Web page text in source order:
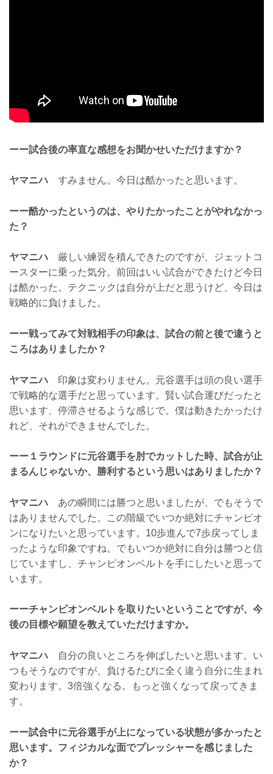
ーー試合後の率直な感想をお聞かせいただけますか？
ヤマニハ すみません。今日は酷かったと思います。
ーー酷かったというのは、やりたかったことがやれなかっ
た？
ヤマニハ 厳しい練習を積んできたのですが、ジェットコ
ースターに乗った気分。前回はいい試合ができたけど今日
は酷かった。テクニックは自分が上だと思うけど、今日は
戦略的に負けました。
ーー戦ってみて対戦相手の印象は、試合の前と後で違うと
ころはありましたか？
ヤマニハ 印象は変わりません。元谷選手は頭の良い選手
で戦略的な選手だと思っています。賢い試合運びだったと
思います、停滞させるような感じで。僕は動きたかったけ
れど、それができませんでした。
ーー１ラウンドに元谷選手を肘でカットした時、試合が止
まるんじゃないか、勝利するという思いはありましたか？
ヤマニハ あの瞬間には勝つと思いましたが、でもそうで
はありませんでした。この階級でいつか絶対にチャンピオ
ンになりたいと思っています。10歩進んで7歩戻ってしま
ったような印象ですね。でもいつか絶対に自分は勝つと信
じていますし、チャンピオンベルトを手にしたいと思って
います。
ーーチャンピオンベルトを取りたいということですが、今
後の目標や願望を教えていただけますか。
ヤマニハ 自分の良いところを伸ばしたいと思います。い
つもそうなのですが、負けるたびに全く違う自分に生まれ
変わります。3倍強くなる。もっと強くなって戻ってきま
す。
ーー試合中に元谷選手が上になっている状態が多かったと
思います。フィジカルな面でプレッシャーを感じました
か？